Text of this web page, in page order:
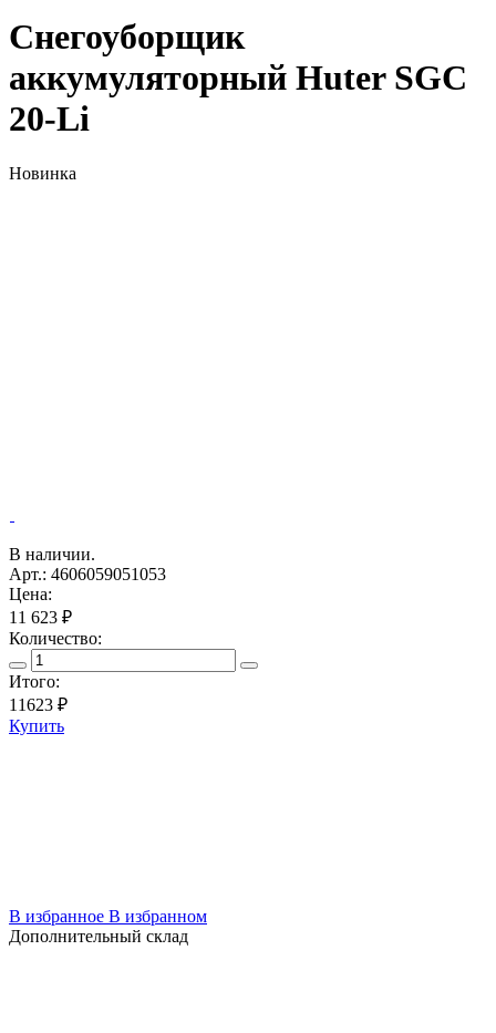
Снегоуборщик
аккумуляторный Huter SGC
20-Li
Новинка
В наличии.
Арт.: 4606059051053
Цена:
11 623 ₽
Количество:
Итого:
11623 ₽
Купить
В избранное В избранном
Дополнительный склад